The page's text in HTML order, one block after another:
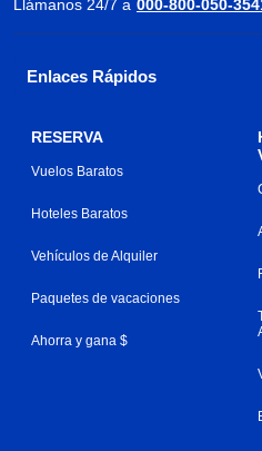
Llámanos 24/7 a 000-800-050-
Enlaces Rápidos
RESERVA
Vuelos Baratos
Hoteles Baratos
Vehículos de Alquiler
Paquetes de vacaciones
Ahorra y gana $